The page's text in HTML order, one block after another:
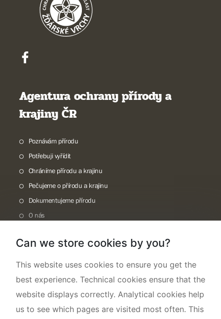
Agentura ochrany přírody a
krajiny ČR
Poznávám přírodu
Potřebuji vyřídit
Chráníme přírodu a krajinu
Pečujeme o přírodu a krajinu
Dokumentujeme přírodu
O nás
Can we store cookies by you?
This website uses cookies to ensure you get the
best experience. Technical cookies ensure that the
website displays correctly. Analytical cookies help
us to see which pages are visited most often. This